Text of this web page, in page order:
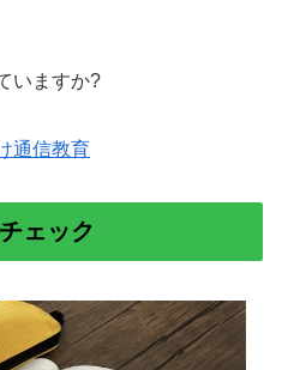
いますか?
通信教育
ェック